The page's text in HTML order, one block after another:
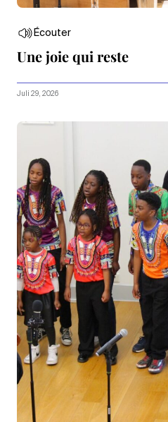
Écouter
Une joie qui reste
Juli 29, 2026